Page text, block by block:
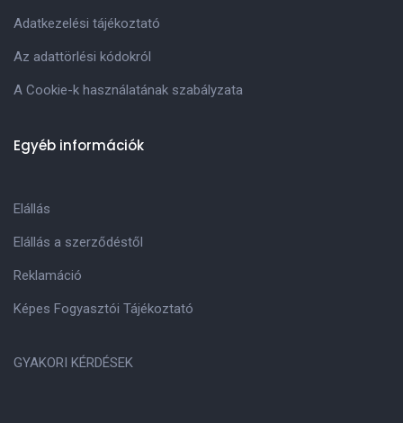
Adatkezelési tájékoztató
Az adattörlési kódokról
A Cookie-k használatának szabályzata
Egyéb információk
Elállás
Elállás a szerződéstől
Reklamáció
Képes Fogyasztói Tájékoztató
GYAKORI KÉRDÉSEK